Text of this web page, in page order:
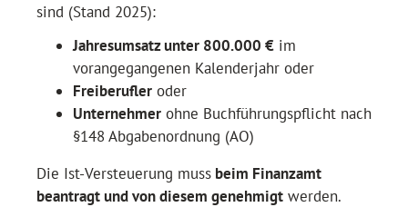
sind (Stand 2025):
Jahresumsatz unter 800.000 € im
vorangegangenen Kalenderjahr oder
Freiberufler oder
Unternehmer ohne Buchführungspflicht nach
§148 Abgabenordnung (AO)
Die Ist-Versteuerung muss beim Finanzamt
beantragt und von diesem genehmigt werden.